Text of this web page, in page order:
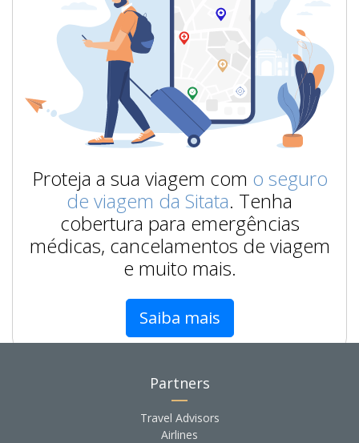
Proteja a sua viagem com o seguro
de viagem da Sitata. Tenha
cobertura para emergências
médicas, cancelamentos de viagem
e muito mais.
Saiba mais
Partners
Travel Advisors
Airlines